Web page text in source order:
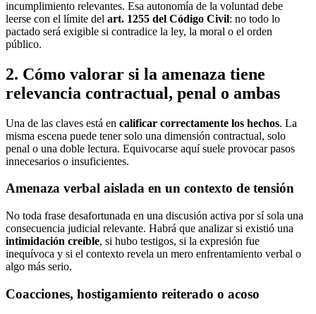
incumplimiento relevantes. Esa autonomía de la voluntad debe
leerse con el límite del art. 1255 del Código Civil: no todo lo
pactado será exigible si contradice la ley, la moral o el orden
público.
2. Cómo valorar si la amenaza tiene
relevancia contractual, penal o ambas
Una de las claves está en calificar correctamente los hechos. La
misma escena puede tener solo una dimensión contractual, solo
penal o una doble lectura. Equivocarse aquí suele provocar pasos
innecesarios o insuficientes.
Amenaza verbal aislada en un contexto de tensión
No toda frase desafortunada en una discusión activa por sí sola una
consecuencia judicial relevante. Habrá que analizar si existió una
intimidación creíble, si hubo testigos, si la expresión fue
inequívoca y si el contexto revela un mero enfrentamiento verbal o
algo más serio.
Coacciones, hostigamiento reiterado o acoso